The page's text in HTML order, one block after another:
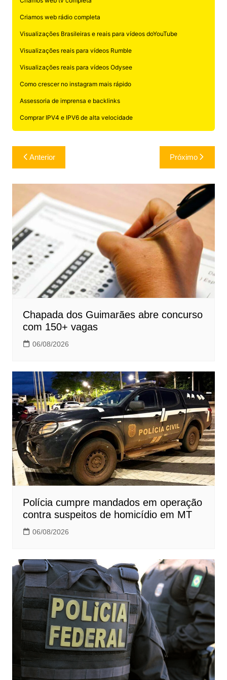
Criamos web rádio completa
Visualizações Brasileiras e reais para vídeos doYouTube
Visualizações reais para vídeos Rumble
Visualizações reais para vídeos Odysee
Como crescer no instagram mais rápido
Assessoria de imprensa e backlinks
Comprar IPV4 e IPV6 de alta velocidade
Navegação
de
Post
Anterior Próximo
Chapada dos Guimarães abre concurso
com 150+ vagas
06/08/2026
Polícia cumpre mandados em operação
contra suspeitos de homicídio em MT
06/08/2026